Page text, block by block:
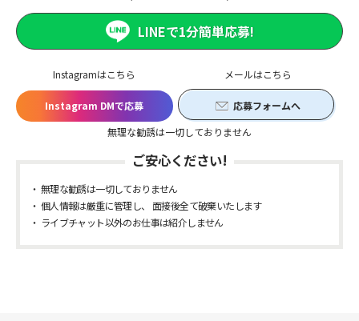
Instagramはこちら
Instagram DMで応募
メールはこちら
応募フォームへ
無理な勧誘は一切しておりません
LINEで1分簡単応募!
ご安心ください!
無理な勧誘は一切しておりません
個人情報は厳重に管理し、 面接後全て破棄いたします
ライブチャット以外のお仕事は紹介しません